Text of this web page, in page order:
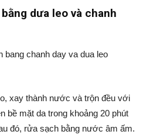
dưa leo và chanh
xay thành nước và trộn đều với
bề mặt da trong khoảng 20 phút
đó, rửa sạch bằng nước âm ấm.